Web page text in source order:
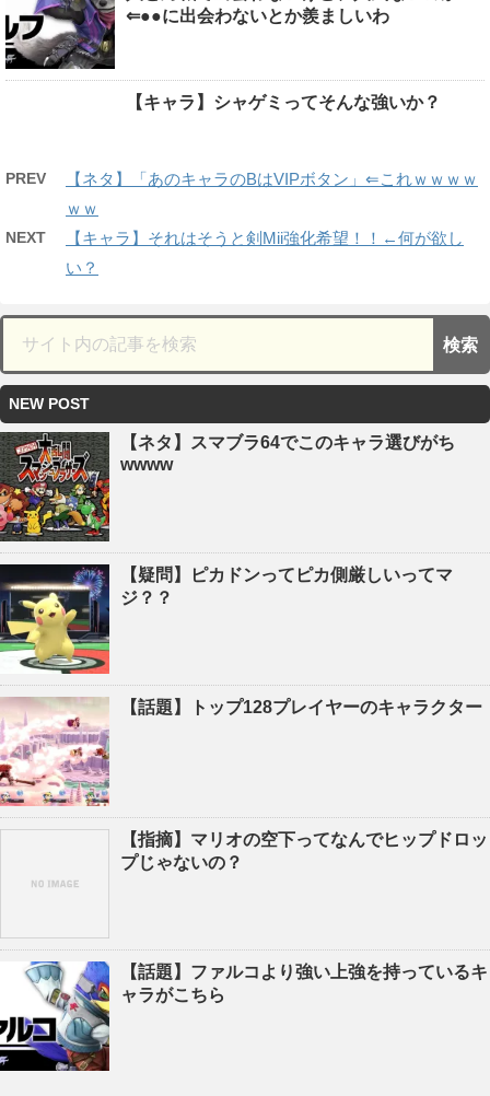
⇐●●に出会わないとか羨ましいわ
【キャラ】シャゲミってそんな強いか？
PREV
【ネタ】「あのキャラのBはVIPボタン」⇐これｗｗｗｗ
ｗｗ
NEXT
【キャラ】それはそうと剣Mii強化希望！！←何が欲し
い？
NEW POST
【ネタ】スマブラ64でこのキャラ選びがち
wwww
【疑問】ピカドンってピカ側厳しいってマ
ジ？？
【話題】トップ128プレイヤーのキャラクター
【指摘】マリオの空下ってなんでヒップドロッ
プじゃないの？
【話題】ファルコより強い上強を持っているキ
ャラがこちら